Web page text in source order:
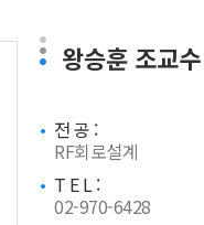
왕승훈 조교수
전 공 :
RF회로설계
T E L :
02-970-6428